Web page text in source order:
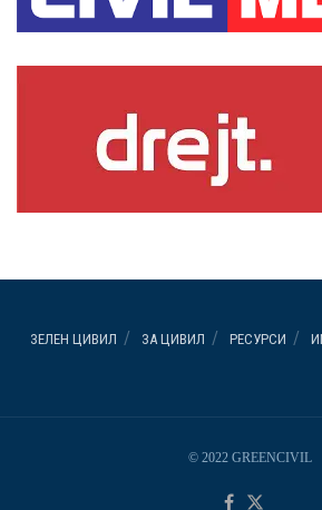
ЗЕЛЕН ЦИВИЛ ЗА ЦИВИЛ РЕСУРСИ
© 2022 GREENCIVIL